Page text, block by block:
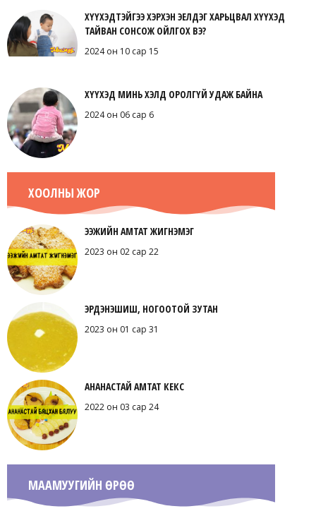
ХҮҮХЭДТЭЙГЭЭ ХЭРХЭН ЭЕЛДЭГ ХАРЬЦВАЛ ХҮҮХЭД
ТАЙВАН СОНСОЖ ОЙЛГОХ ВЭ?
2024 он 10 сар 15
ХҮҮХЭД МИНЬ ХЭЛД ОРОЛГҮЙ УДАЖ БАЙНА
2024 он 06 сар 6
ХООЛНЫ ЖОР
ЭЭЖИЙН АМТАТ ЖИГНЭМЭГ
2023 он 02 сар 22
ЭРДЭНЭШИШ, НОГООТОЙ ЗУТАН
2023 он 01 сар 31
АНАНАСТАЙ АМТАТ КЕКС
2022 он 03 сар 24
МААМУУГИЙН ӨРӨӨ